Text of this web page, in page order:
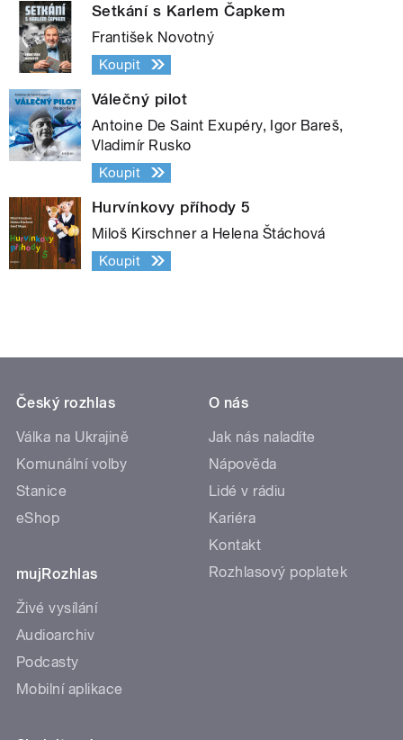
Setkání s Karlem Čapkem
František Novotný
Koupit
Válečný pilot
Antoine De Saint Exupéry, Igor Bareš,
Vladimír Rusko
Koupit
Hurvínkovy příhody 5
Miloš Kirschner a Helena Štáchová
Koupit
Český rozhlas
Válka na Ukrajině
Komunální volby
Stanice
eShop
mujRozhlas
Živé vysílání
Audioarchiv
Podcasty
Mobilní aplikace
O nás
Jak nás naladíte
Nápověda
Lidé v rádiu
Kariéra
Kontakt
Rozhlasový poplatek